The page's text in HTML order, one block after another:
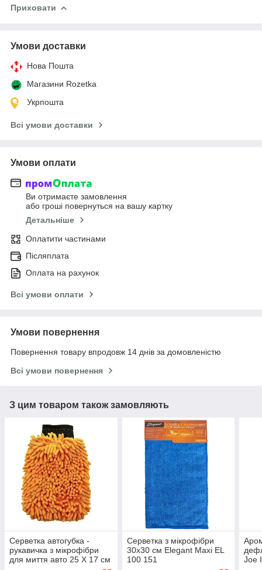
Приховати
Умови доставки
Нова Пошта
Магазини Rozetka
Укрпошта
Всі умови доставки
Умови оплати
Ви отримаєте замовлення
або гроші повернуться на вашу картку
Детальніше
Оплатити частинами
Післяплата
Оплата на рахунок
Всі умови оплати
Умови повернення
Повернення товару впродовж 14 днів за домовленістю
Всі умови повернення
З цим товаром також замовляють
Серветка автогубка -
рукавичка з мікрофібри
для миття авто 25 Х 17 см
Серветка з мікрофібри
30x30 см Elegant Maxi EL
100 151
Joe